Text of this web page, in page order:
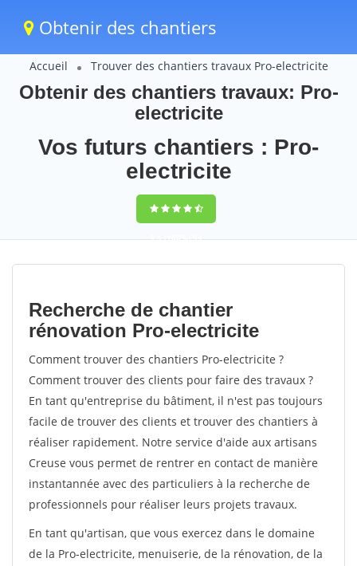
Obtenir des chantiers
Accueil Trouver des chantiers travaux Pro-electricite
Obtenir des chantiers travaux: Pro-
electricite
Vos futurs chantiers : Pro-
electricite
9,5(100%)94
votes
Recherche de chantier
rénovation Pro-electricite
Comment trouver des chantiers Pro-electricite ?
Comment trouver des clients pour faire des travaux ?
En tant qu'entreprise du bâtiment, il n'est pas toujours
facile de trouver des clients et trouver des chantiers à
réaliser rapidement. Notre service d'aide aux artisans
Creuse vous permet de rentrer en contact de manière
instantannée avec des particuliers à la recherche de
professionnels pour réaliser leurs projets travaux.
En tant qu'artisan, que vous exercez dans le domaine
de la Pro-electricite, menuiserie, de la rénovation, de la